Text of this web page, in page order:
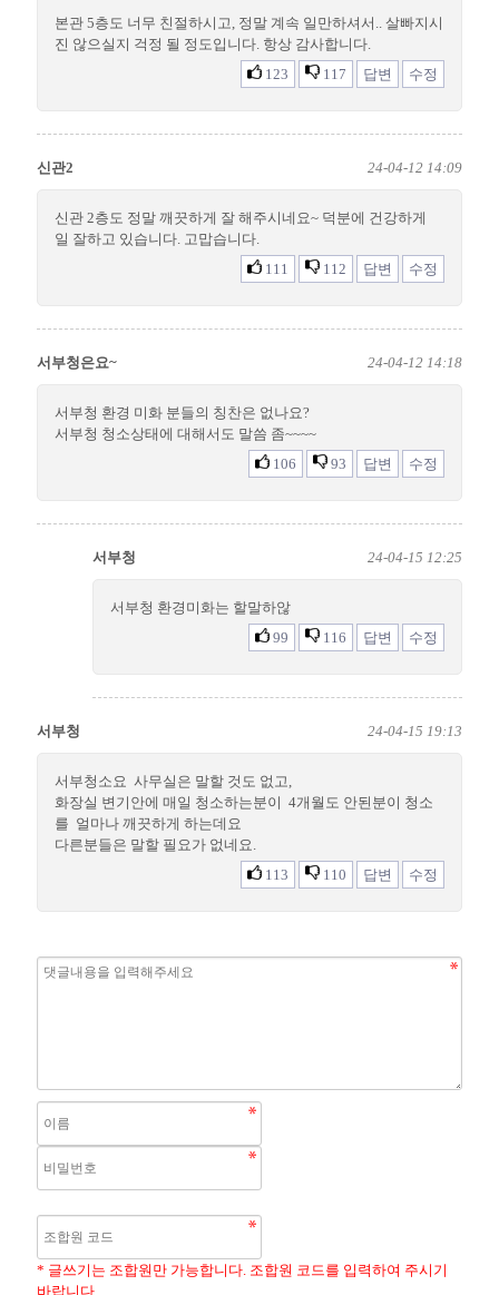
본관 5층도 너무 친절하시고, 정말 계속 일만하셔서.. 살빠지시
진 않으실지 걱정 될 정도입니다. 항상 감사합니다.
123
117 답변 수정
신관2 24-04-12 14:09
신관 2층도 정말 깨끗하게 잘 해주시네요~ 덕분에 건강하게
일 잘하고 있습니다. 고맙습니다.
111
112 답변 수정
서부청은요~ 24-04-12 14:18
서부청 환경 미화 분들의 칭찬은 없나요?
서부청 청소상태에 대해서도 말씀 좀~~~~
106
93 답변 수정
서부청 24-04-15 12:25
서부청 환경미화는 할말하않
99
116 답변 수정
서부청 24-04-15 19:13
서부청소요 사무실은 말할 것도 없고,
화장실 변기안에 매일 청소하는분이 4개월도 안된분이 청소
를 얼마나 깨끗하게 하는데요
다른분들은 말할 필요가 없네요.
113
110 답변 수정
* 글쓰기는 조합원만 가능합니다. 조합원 코드를 입력하여 주시기
바랍니다.